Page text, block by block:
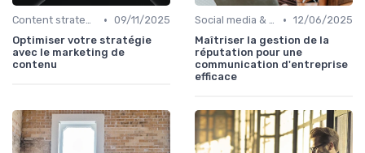
Content strategy & content marketing • 09/11/2025
Optimiser votre stratégie
avec le marketing de
contenu
Social media & e-réputation • 12/06/2025
Maîtriser la gestion de la
réputation pour une
communication d'entreprise
efficace